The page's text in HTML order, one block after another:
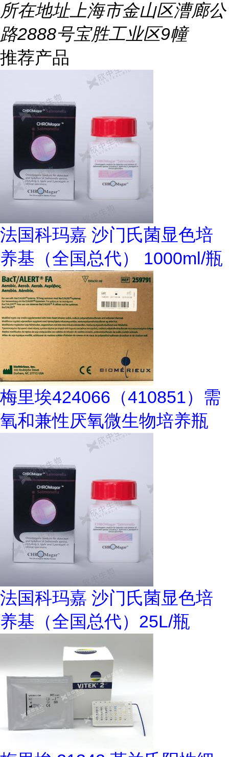
所在地址上海市金山区漕廊公
路2888号宝胜工业区9幢
推荐产品
法国科玛嘉 沙门氏菌显色培
养基（全国总代） 1000ml/瓶
梅里埃424066（410851）需
氧和兼性厌氧微生物培养瓶
法国科玛嘉 沙门氏菌显色培
养基（全国总代）25L/瓶